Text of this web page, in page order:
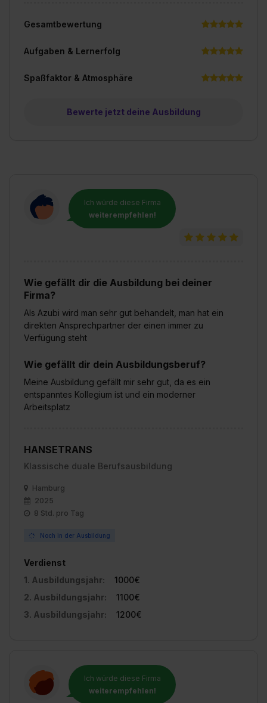
Ich würde diese Firma
weiterempfehlen!
Wie gefällt dir die Ausbildung bei deiner
Firma?
Als Azubi wird man sehr gut behandelt, man hat ein
direkten Ansprechpartner der einen immer zu
Verfügung steht
Wie gefällt dir dein Ausbildungsberuf?
Meine Ausbildung gefällt mir sehr gut, da es ein
entspanntes Kollegium ist und ein moderner
Arbeitsplatz
HANSETRANS
Klassische duale Berufsausbildung
Hamburg
2025
8 Std. pro Tag
Noch in der Ausbildung
Verdienst
1. Ausbildungsjahr:
1000€
2. Ausbildungsjahr:
1100€
3. Ausbildungsjahr:
1200€
Ich würde diese Firma
weiterempfehlen!
Gesamtbewertung
Aufgaben & Lernerfolg
Spaßfaktor & Atmosphäre
Bewerte jetzt deine Ausbildung